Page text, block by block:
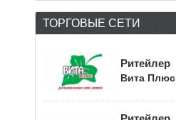
ТОРГОВЫЕ СЕТИ
Ритейлер
Вита Плюс